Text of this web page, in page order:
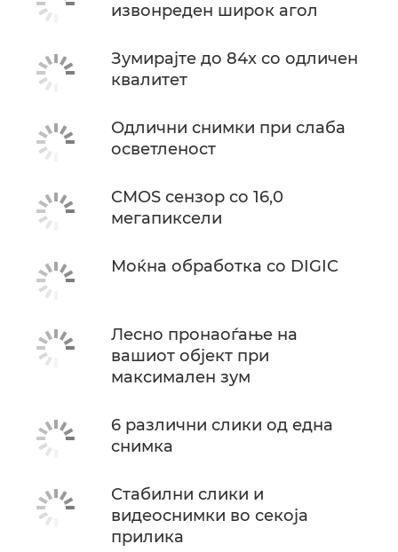
извонреден широк агол
Зумирајте до 84x со одличен
квалитет
Одлични снимки при слаба
осветленост
CMOS сензор со 16,0
мегапиксели
Моќна обработка со DIGIC
Лесно пронаоѓање на
вашиот објект при
максимален зум
6 различни слики од една
снимка
Стабилни слики и
видеоснимки во секоја
прилика